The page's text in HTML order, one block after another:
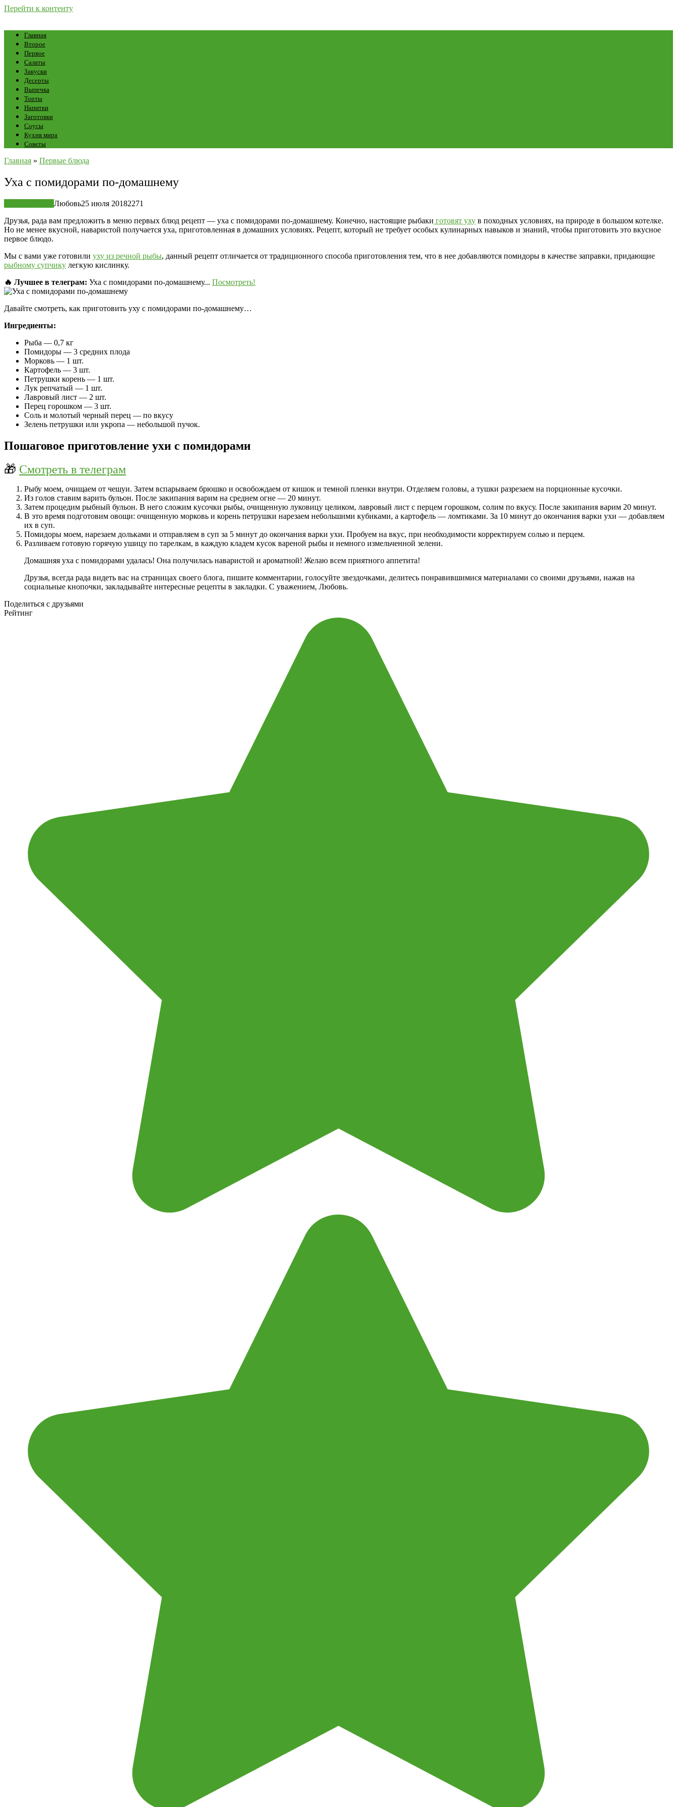
Перейти к контенту
Главная
Второе
Первое
Салаты
Закуски
Десерты
Выпечка
Торты
Напитки
Заготовки
Соусы
Кухня мира
Советы
Главная » Первые блюда
Уха с помидорами по-домашнему
Любовь25 июля 20182271
Друзья, рада вам предложить в меню первых блюд рецепт — уха с помидорами по-домашнему. Конечно, настоящие рыбаки готовят уху в походных условиях, на природе в большом котелке.
Но не менее вкусной, наваристой получается уха, приготовленная в домашних условиях. Рецепт, который не требует особых кулинарных навыков и знаний, чтобы приготовить это вкусное
первое блюдо.
Мы с вами уже готовили уху из речной рыбы, данный рецепт отличается от традиционного способа приготовления тем, что в нее добавляются помидоры в качестве заправки, придающие
рыбному супчику легкую кислинку.
🔥 Лучшее в телеграм: Уха с помидорами по-домашнему... Посмотреть!
Давайте смотреть, как приготовить уху с помидорами по-домашнему…
Ингредиенты:
Рыба — 0,7 кг
Помидоры — 3 средних плода
Морковь — 1 шт.
Картофель — 3 шт.
Петрушки корень — 1 шт.
Лук репчатый — 1 шт.
Лавровый лист — 2 шт.
Перец горошком — 3 шт.
Соль и молотый черный перец — по вкусу
Зелень петрушки или укропа — небольшой пучок.
Пошаговое приготовление ухи с помидорами
🎁 Смотреть в телеграм
Рыбу моем, очищаем от чешуи. Затем вспарываем брюшко и освобождаем от кишок и темной пленки внутри. Отделяем головы, а тушки разрезаем на порционные кусочки.
Из голов ставим варить бульон. После закипания варим на среднем огне — 20 минут.
Затем процедим рыбный бульон. В него сложим кусочки рыбы, очищенную луковицу целиком, лавровый лист с перцем горошком, солим по вкусу. После закипания варим 20 минут.
В это время подготовим овощи: очищенную морковь и корень петрушки нарезаем небольшими кубиками, а картофель — ломтиками. За 10 минут до окончания варки ухи — добавляем
их в суп.
Помидоры моем, нарезаем дольками и отправляем в суп за 5 минут до окончания варки ухи. Пробуем на вкус, при необходимости корректируем солью и перцем.
Разливаем готовую горячую ушицу по тарелкам, в каждую кладем кусок вареной рыбы и немного измельченной зелени.
Домашняя уха с помидорами удалась! Она получилась наваристой и ароматной! Желаю всем приятного аппетита!
Друзья, всегда рада видеть вас на страницах своего блога, пишите комментарии, голосуйте звездочками, делитесь понравившимися материалами со своими друзьями, нажав на
социальные кнопочки, закладывайте интересные рецепты в закладки. С уважением, Любовь.
Поделиться с друзьями
Рейтинг